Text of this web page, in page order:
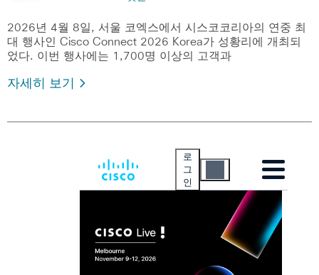
2026년 4월 8일, 서울 코엑스에서 시스코코리아의 연중 최
대 행사인 Cisco Connect 2026 Korea가 성황리에 개최되
었다. 이번 행사에는 1,700명 이상의 고객과
자세히 보기